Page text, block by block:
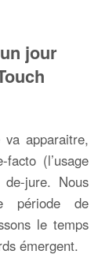
jour
va apparaitre,
(l’usage
jure. Nous
période de
le temps
émergent.